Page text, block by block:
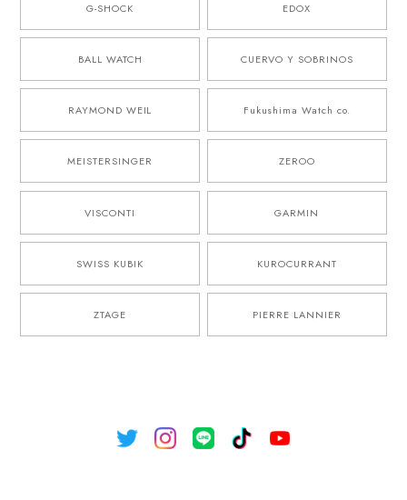
G-SHOCK EDOX
BALL WATCH CUERVO Y SOBRINOS
RAYMOND WEIL Fukushima Watch co.
MEISTERSINGER ZEROO
VISCONTI GARMIN
SWISS KUBIK KUROCURRANT
ZTAGE PIERRE LANNIER